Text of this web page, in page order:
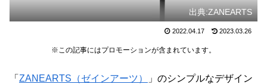
出典:ZANEARTS
2022.04.17 2023.03.26
※この記事にはプロモーションが含まれています。
「 ZANEARTS（ゼインアーツ）
」のシンプルなデザイン